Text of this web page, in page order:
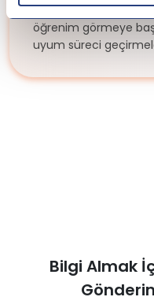
çözümüne sahip
öğrenim görmeye
uyum süreci
Bilgi Almak